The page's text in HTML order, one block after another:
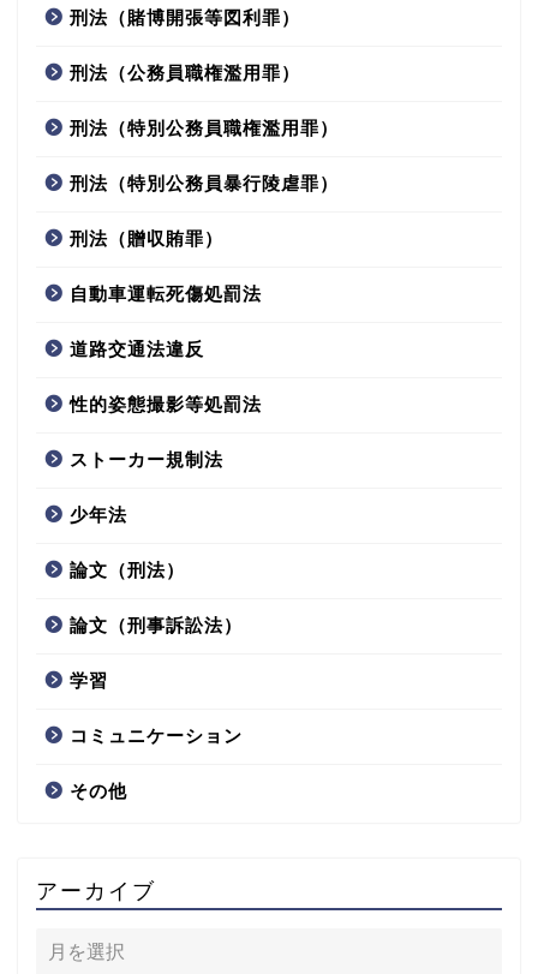
刑法（賭博開張等図利罪）
刑法（公務員職権濫用罪）
刑法（特別公務員職権濫用罪）
刑法（特別公務員暴行陵虐罪）
刑法（贈収賄罪）
自動車運転死傷処罰法
道路交通法違反
性的姿態撮影等処罰法
ストーカー規制法
少年法
論文（刑法）
論文（刑事訴訟法）
学習
コミュニケーション
その他
アーカイブ